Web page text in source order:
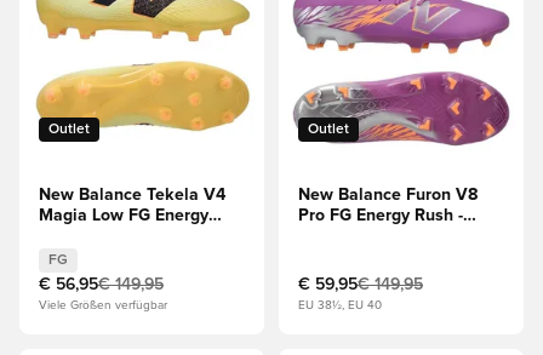
Outlet
New Balance Tekela V4
Magia Low FG Energy
Pergament/Schwarz/Orange
FG
€ 56,95€ 149,95
Viele Größen verfügbar
Outlet
New Balance Furon V8
Pro FG Energy Rush -
€ 59,95€ 149,95
EU 38½, EU 40